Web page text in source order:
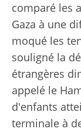
comparé les
Gaza à une
moqué les
souligné la
étrangères
appelé le
d'enfants
terminale à